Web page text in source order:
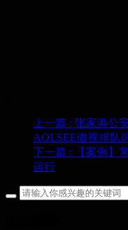
上一篇 : 张家港公
AOLSEE傲视排队
下一篇 : 【案例】
运行